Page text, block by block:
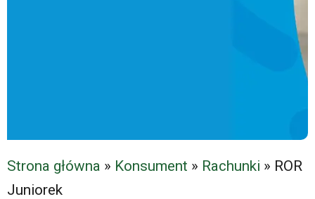
Strona główna » Konsument » Rachunki » ROR
Juniorek